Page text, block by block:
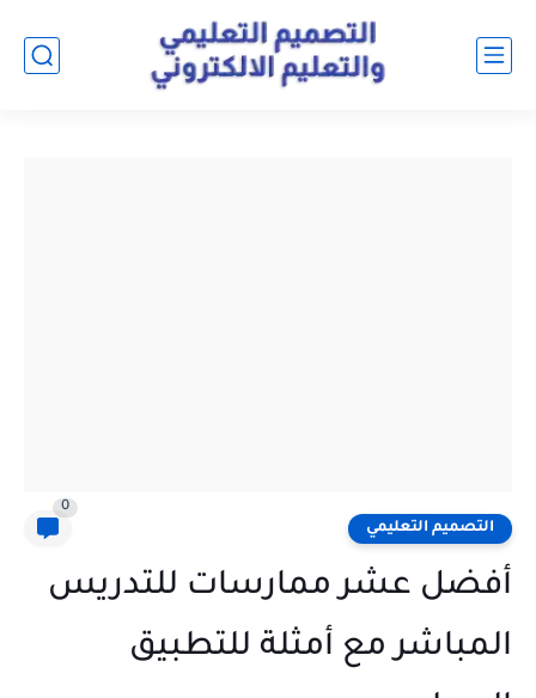
التصميم التعليمي
0
أفضل عشر ممارسات للتدريس
المباشر مع أمثلة للتطبيق